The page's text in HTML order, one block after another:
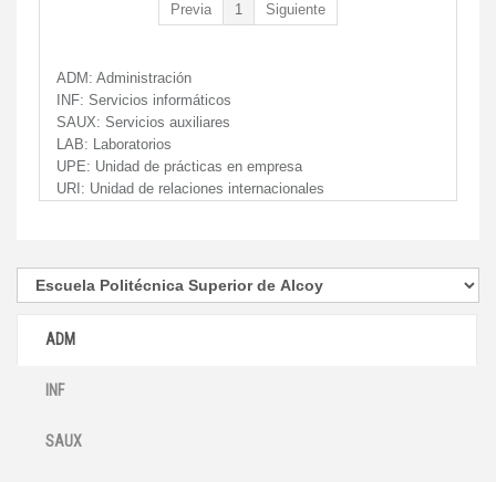
Previa 1 Siguiente
ADM: Administración
INF: Servicios informáticos
SAUX: Servicios auxiliares
LAB: Laboratorios
UPE: Unidad de prácticas en empresa
URI: Unidad de relaciones internacionales
ADM
INF
SAUX